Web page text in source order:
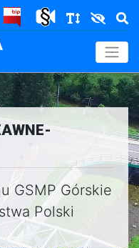
.
GSMP Górskie
Polski